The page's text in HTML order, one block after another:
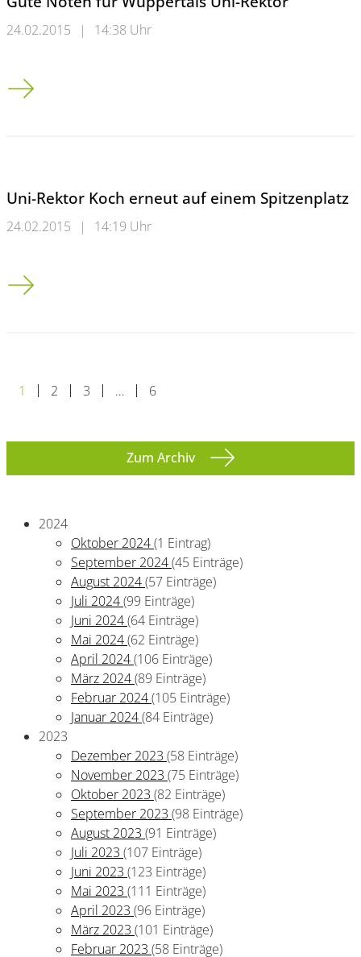
24.02.2015 | 14:38 Uhr
Gute Noten für Wuppertals Uni-Rektor
Uni-Rektor Koch erneut auf einem Spitzenplatz
24.02.2015 | 14:19 Uhr
Uni-Rektor Koch erneut auf einem Spitzenplatz
1 2 3 … 6
Zum Archiv
2024
Oktober 2024(1 Eintrag)
September 2024(45 Einträge)
August 2024(57 Einträge)
Juli 2024(99 Einträge)
Juni 2024(64 Einträge)
Mai 2024(62 Einträge)
April 2024(106 Einträge)
März 2024(89 Einträge)
Februar 2024(105 Einträge)
Januar 2024(84 Einträge)
2023
Dezember 2023 (58 Einträge)
November 2023 (75 Einträge)
Oktober 2023 (82 Einträge)
September 2023 (98 Einträge)
August 2023 (91 Einträge)
Juli 2023 (107 Einträge)
Juni 2023 (123 Einträge)
Mai 2023 (111 Einträge)
April 2023 (96 Einträge)
März 2023 (101 Einträge)
Februar 2023 (58 Einträge)